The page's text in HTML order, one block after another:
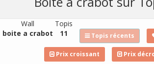
Wall
boite a crabot
Topis
11
Topis récents
Prix croissant Prix